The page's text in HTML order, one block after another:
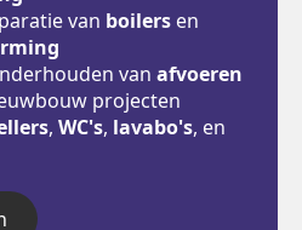
van boilers en
van afvoeren
projecten
, WC's, lavabo's, en